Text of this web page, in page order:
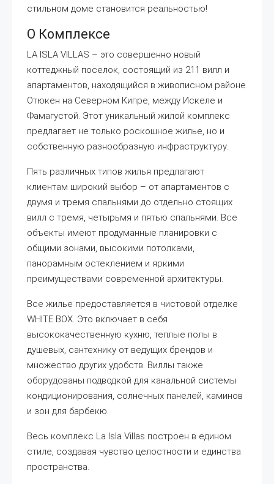
стильном доме становится реальностью!
О Комплексе
LA ISLA VILLAS – это совершенно новый
коттеджный поселок, состоящий из 211 вилл и
апартаментов, находящийся в живописном районе
Отюкен на Северном Кипре, между Искеле и
Фамагустой. Этот уникальный жилой комплекс
предлагает не только роскошное жилье, но и
собственную разнообразную инфраструктуру.
Пять различных типов жилья предлагают
клиентам широкий выбор – от апартаментов с
двумя и тремя спальнями до отдельно стоящих
вилл с тремя, четырьмя и пятью спальнями. Все
объекты имеют продуманные планировки с
общими зонами, высокими потолками,
панорамным остеклением и яркими
преимуществами современной архитектуры.
Все жилье предоставляется в чистовой отделке
WHITE BOX. Это включает в себя
высококачественную кухню, теплые полы в
душевых, сантехнику от ведущих брендов и
множество других удобств. Виллы также
оборудованы подводкой для канальной системы
кондиционирования, солнечных панелей, каминов
и зон для барбекю.
Весь комплекс La Isla Villas построен в едином
стиле, создавая чувство целостности и единства
пространства.